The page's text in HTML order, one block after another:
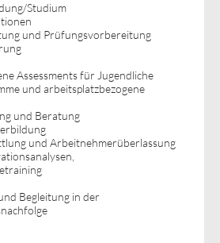
Studium
und Prüfungsvorbereitung
Assessments für Jugendliche
und arbeitsplatzbezogene
und Beratung
und Arbeitnehmerüberlassung
Begleitung in der